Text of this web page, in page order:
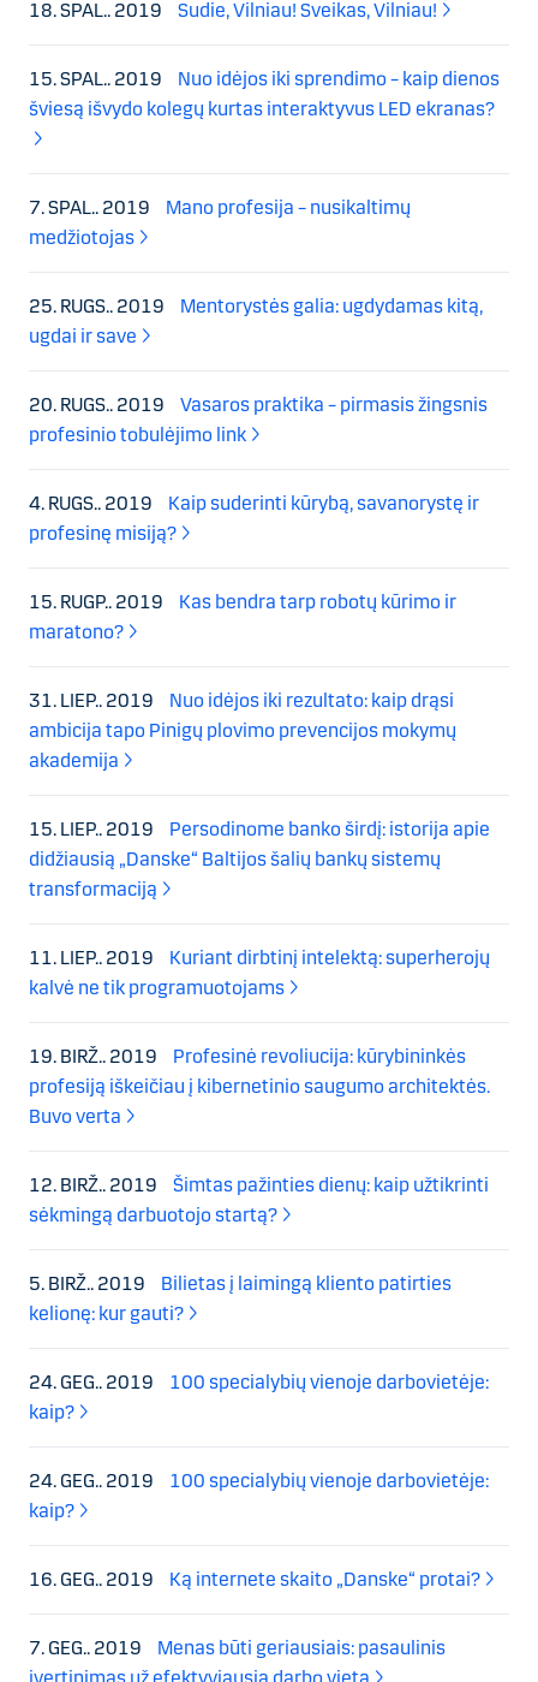
18. SPAL.. 2019 Sudie, Vilniau! Sveikas, Vilniau!
15. SPAL.. 2019
Nuo idėjos iki sprendimo – kaip dienos
šviesą išvydo kolegų kurtas interaktyvus LED ekranas?
7. SPAL.. 2019
Mano profesija – nusikaltimų
medžiotojas
25. RUGS.. 2019
Mentorystės galia: ugdydamas kitą,
ugdai ir save
20. RUGS.. 2019
Vasaros praktika – pirmasis žingsnis
profesinio tobulėjimo link
4. RUGS.. 2019
Kaip suderinti kūrybą, savanorystę ir
profesinę misiją?
15. RUGP.. 2019
Kas bendra tarp robotų kūrimo ir
maratono?
31. LIEP.. 2019
Nuo idėjos iki rezultato: kaip drąsi
ambicija tapo Pinigų plovimo prevencijos mokymų
akademija
15. LIEP.. 2019
Persodinome banko širdį: istorija apie
didžiausią „Danske“ Baltijos šalių bankų sistemų
transformaciją
11. LIEP.. 2019
Kuriant dirbtinį intelektą: superherojų
kalvė ne tik programuotojams
19. BIRŽ.. 2019
Profesinė revoliucija: kūrybininkės
profesiją iškeičiau į kibernetinio saugumo architektės.
Buvo verta
12. BIRŽ.. 2019
Šimtas pažinties dienų: kaip užtikrinti
sėkmingą darbuotojo startą?
5. BIRŽ.. 2019
Bilietas į laimingą kliento patirties
kelionę: kur gauti?
24. GEG.. 2019
100 specialybių vienoje darbovietėje:
kaip?
24. GEG.. 2019
100 specialybių vienoje darbovietėje:
kaip?
16. GEG.. 2019 Ką internete skaito „Danske“ protai?
7. GEG.. 2019
Menas būti geriausiais: pasaulinis